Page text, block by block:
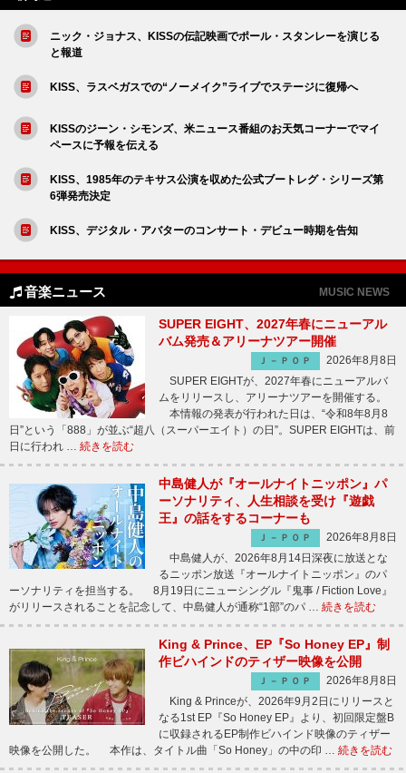
ニック・ジョナス、KISSの伝記映画でポール・スタンレーを演じる
と報道
KISS、ラスベガスでの“ノーメイク”ライブでステージに復帰へ
KISSのジーン・シモンズ、米ニュース番組のお天気コーナーでマイ
ペースに予報を伝える
KISS、1985年のテキサス公演を収めた公式ブートレグ・シリーズ第
6弾発売決定
KISS、デジタル・アバターのコンサート・デビュー時期を告知
音楽ニュース MUSIC NEWS
SUPER EIGHT、2027年春にニューアル
バム発売＆アリーナツアー開催
Ｊ－ＰＯＰ
2026年8月8日
SUPER EIGHTが、2027年春にニューアルバ
ムをリリースし、アリーナツアーを開催する。
本情報の発表が行われた日は、“令和8年8月8
日”という「888」が並ぶ“超八（スーパーエイト）の日”。SUPER EIGHTは、前
日に行われ … 続きを読む
中島健人が『オールナイトニッポン』パ
ーソナリティ、人生相談を受け『遊戯
王』の話をするコーナーも
Ｊ－ＰＯＰ
2026年8月8日
中島健人が、2026年8月14日深夜に放送とな
るニッポン放送『オールナイトニッポン』のパ
ーソナリティを担当する。 8月19日にニューシングル『鬼事 / Fiction Love』
がリリースされることを記念して、中島健人が通称“1部”のパ … 続きを読む
King & Prince、EP『So Honey EP』制
作ビハインドのティザー映像を公開
Ｊ－ＰＯＰ
2026年8月8日
King & Princeが、2026年9月2日にリリースと
なる1st EP『So Honey EP』より、初回限定盤B
に収録されるEP制作ビハインド映像のティザー
映像を公開した。 本作は、タイトル曲「So Honey」の中の印 … 続きを読む